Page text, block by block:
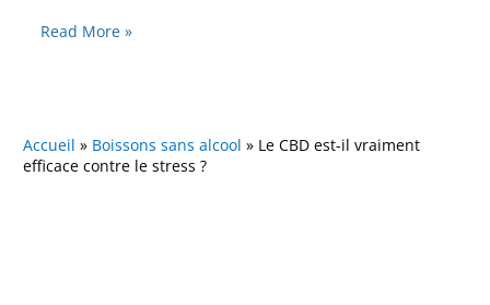
Read More »
Accueil » Boissons sans alcool » Le CBD est-il vraiment
efficace contre le stress ?